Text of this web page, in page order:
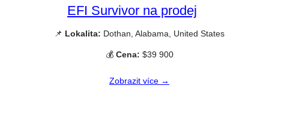
EFI Survivor na prodej
📌 Lokalita: Dothan, Alabama, United States
💰 Cena: $39 900
Zobrazit více →